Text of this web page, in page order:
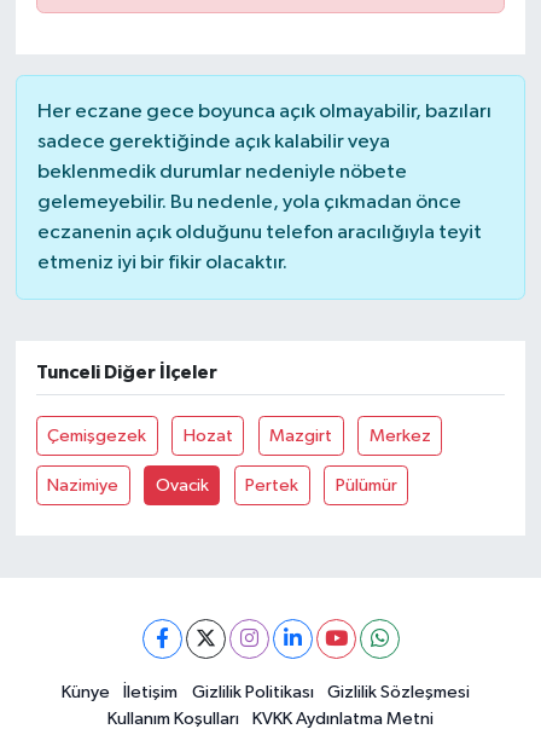
Her eczane gece boyunca açık olmayabilir, bazıları
sadece gerektiğinde açık kalabilir veya
beklenmedik durumlar nedeniyle nöbete
gelemeyebilir. Bu nedenle, yola çıkmadan önce
eczanenin açık olduğunu telefon aracılığıyla teyit
etmeniz iyi bir fikir olacaktır.
Tunceli Diğer İlçeler
Çemişgezek Hozat Mazgirt Merkez
Nazimiye Ovacik Pertek Pülümür
Künye İletişim Gizlilik Politikası
Gizlilik Sözleşmesi
Kullanım Koşulları
KVKK Aydınlatma Metni